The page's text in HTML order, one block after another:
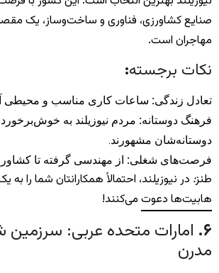
صنایع کشاورزی، فناوری و ساخت‌وساز، یک
مهاجران است.
نکات برجسته:
تعادل زندگی: ساعات کاری مناسب و
فرهنگ دوستانه: مردم نیوزیلند به
دوستانه‌شان مشهورند.
فرصت‌های شغلی: از مهندسی گرفته تا
طنز: در نیوزیلند، احتمالاً همکارانتان شما را به
هابیت‌ها دعوت می‌کنند!
۶. امارات متحده عربی:
مدرن